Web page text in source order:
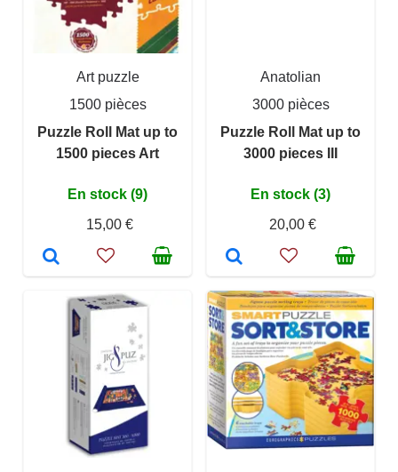
Art puzzle
1500 pièces
Puzzle Roll Mat up to
1500 pieces Art
En stock (9)
15,00 €
Anatolian
3000 pièces
Puzzle Roll Mat up to
3000 pieces III
En stock (3)
20,00 €